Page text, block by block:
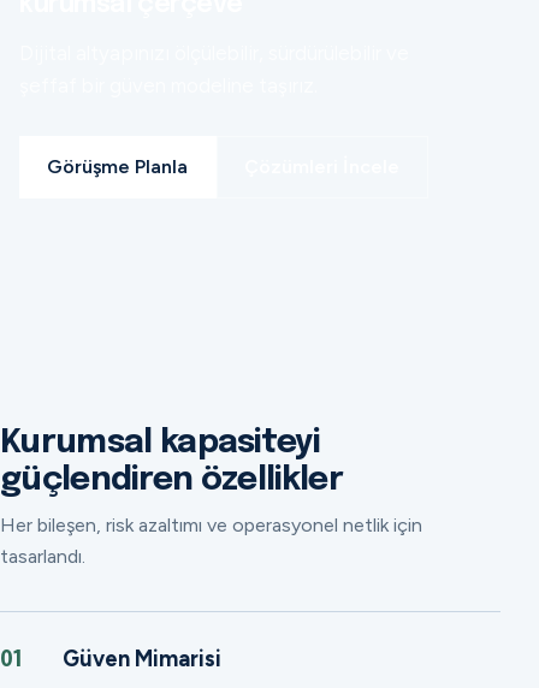
Görüşme Planla
Kurumsal kapasiteyi
güçlendiren özellikler
Her bileşen, risk azaltımı ve operasyonel netlik için
tasarlandı.
01 Güven Mimarisi